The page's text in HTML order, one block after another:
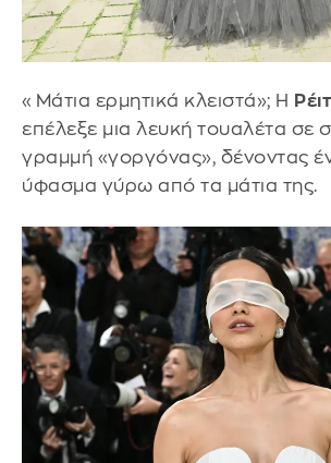
«Μάτια ερμητικά κλειστά»; Η
επέλεξε μια λευκή τουαλέτα σε
γραμμή «γοργόνας», δένοντας
ύφασμα γύρω από τα μάτια της.